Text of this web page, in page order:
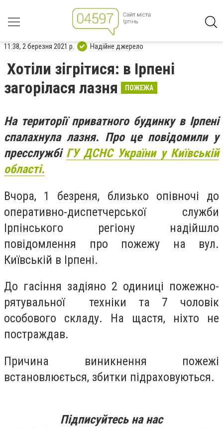
11:38, 2 березня 2021 р. Надійне джерело
Хотіли зігрітися: в Ірпені
загорілася лазня
ПОЖЕЖА
На території приватного будинку в Ірпені
спалахнула лазня. Про це повідомили у
пресслужбі ГУ ДСНС України у Київській
області.
Вчора, 1 безреня, близько опівночі до
оперативно-диспетчерської служби
Ірпінського регіону надійшло
повідомлення про пожежу на вул.
Київській в Ірпені.
До гасіння задіяно 2 одиниці пожежно-
рятувальної техніки та 7 чоловік
особового складу. На щастя, ніхто не
постраждав.
Причина виникнення пожежі
встановлюється, збитки підраховуються.
Підписуйтесь на нас